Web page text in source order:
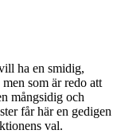
ha en smidig,
som är redo att
mångsidig och
får här en gedigen
val.